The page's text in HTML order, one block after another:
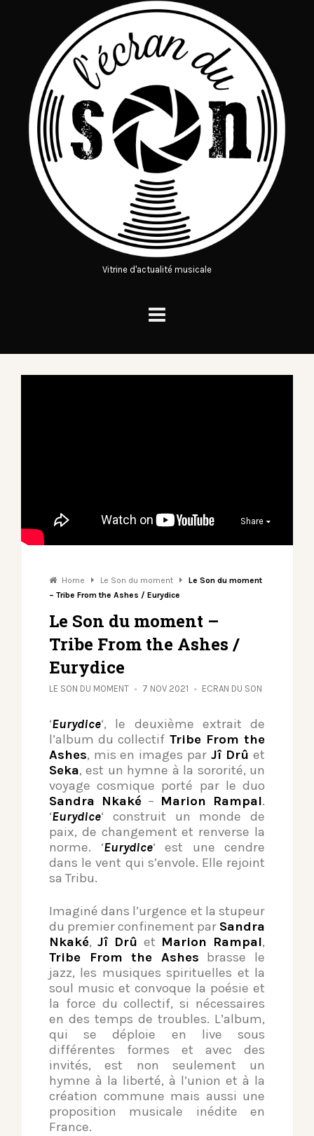
Vitrine d'actualité musicale
Share
Home Le Son du moment
Le Son du moment
– Tribe From the Ashes / Eurydice
Le Son du moment –
Tribe From the Ashes /
Eurydice
LE SON DU MOMENT 7 NOV 2021 ECRAN DU SON
‘Eurydice‘, le deuxième extrait de
l’album du collectif Tribe From the
Ashes, mis en images par Jî Drû et
Seka, est un hymne à la sororité, un
voyage cosmique porté par le duo
Sandra Nkaké – Marion Rampal.
‘Eurydice‘ construit un monde de
paix, de changement et renverse la
norme. ‘Eurydice‘ est une cendre
dans le vent qui s’envole. Elle rejoint
sa Tribu.
Imaginé dans l’urgence et la stupeur
du premier confinement par Sandra
Nkaké,Jî Drû et Marion Rampal,
Tribe From the Ashes brasse le
jazz, les musiques spirituelles et la
soul music et convoque la poésie et
la force du collectif, si nécessaires
en des temps de troubles. L’album,
qui se déploie en live sous
différentes formes et avec des
invités, est non seulement un
hymne à la liberté, à l’union et à la
création commune mais aussi une
proposition musicale inédite en
France.